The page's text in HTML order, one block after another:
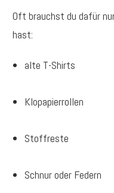
Oft brauchst du dafür
hast:
alte T-Shirts
Klopapierrollen
Stoffreste
Schnur oder Federn